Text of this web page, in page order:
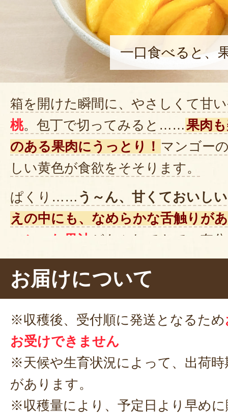
一口食べると、
箱を開けた瞬間に、やさしくて甘
桃。包丁で切ってみると……果肉
のある果肉にうっとり！ マンゴー
しい黄色が食欲をそそります。
ぱくり…… う～ん、甘くておいし
えの中にも、なめらかな舌触りが
ーシーな果汁 があふれてきて、存
い甘みとほどよい酸味のバランス
物や手土産にもおすすめですよ。
お届けについて
※収穫後、受付順に発送となるため
お受けできません
※天候や生育状況によって、出荷
があります。
※収穫量により、予定日より早め